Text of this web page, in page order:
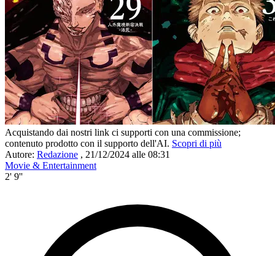
Acquistando dai nostri link ci supporti con una commissione;
contenuto prodotto con il supporto dell'AI. Scopri di più
Autore: Redazione , 21/12/2024 alle 08:31
Movie & Entertainment
2' 9''